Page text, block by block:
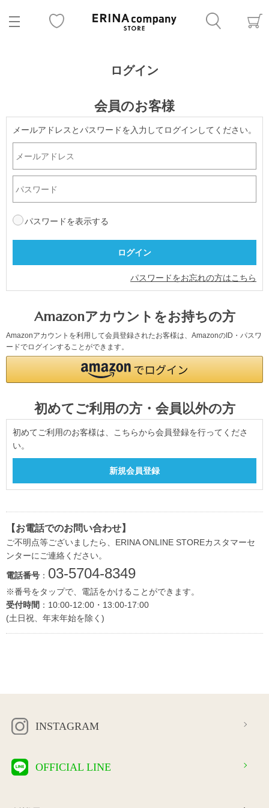
ログイン
会員のお客様
メールアドレスとパスワードを入力してログインしてください。
パスワードを表示する
パスワードをお忘れの方はこちら
Amazonアカウントをお持ちの方
Amazonアカウントを利用して会員登録されたお客様は、AmazonのID・パスワ
ードでログインすることができます。
初めてご利用の方・会員以外の方
初めてご利用のお客様は、こちらから会員登録を行ってくださ
い。
【お電話でのお問い合わせ】
ご不明点等ございましたら、ERINA ONLINE STOREカスタマーセ
ンターにご連絡ください。
電話番号 ： 03-5704-8349
※番号をタップで、電話をかけることができます。
受付時間 ：10:00-12:00・13:00-17:00
(土日祝、年末年始を除く)
INSTAGRAM
OFFICIAL LINE